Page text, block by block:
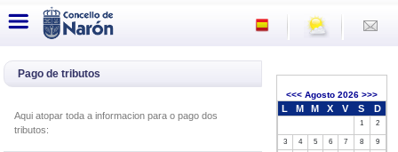
Pago de tributos
Aqui atopar toda a informacion para o pago dos
tributos:
<<<Agosto 2026 >>>
L M M X V S D
1 2
3 4 5 6 7 8
9